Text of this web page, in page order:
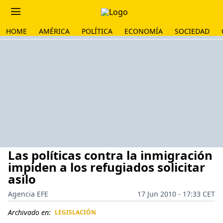
HOME AMÉRICA POLÍTICA ECONOMÍA SOCIEDAD
Las políticas contra la inmigración
impiden a los refugiados solicitar
asilo
Agencia EFE
17 Jun 2010 - 17:33 CET
Archivado en: LEGISLACIÓN